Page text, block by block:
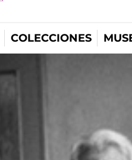
COLECCIONES